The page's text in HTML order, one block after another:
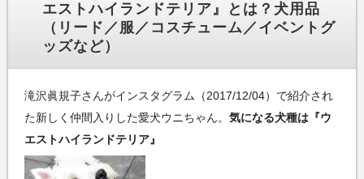
エストハイランドテリア』とは？犬用品
（リード／服／コスチューム／イベントグ
ッズなど）
滝沢眞規子さんがインスタグラム（2017/12/04）で紹介され
た新しく仲間入りした愛犬ウニちゃん。 気になる犬種は『ウ
エストハイランドテリア』